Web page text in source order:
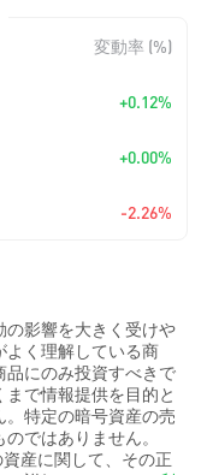
変動率 (%)
+0.12%
+0.00%
-2.26%
影響を大きく受けや
よく理解している商
にのみ投資すべきで
で情報提供を目的と
。特定の暗号資産の売
ではありません。
産に関して、その正